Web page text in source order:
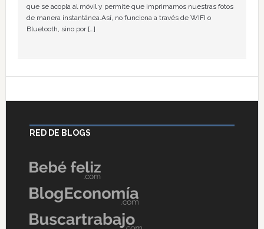
que se acopla al móvil y permite que imprimamos nuestras fotos
de manera instantánea.Así, no funciona a través de WIFI o
Bluetooth, sino por […]
RED DE BLOGS